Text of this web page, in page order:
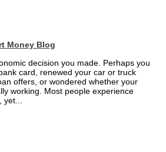
Money Blog
decision you made. Perhaps you
card, renewed your car or truck
offers, or wondered whether your
working. Most people experience